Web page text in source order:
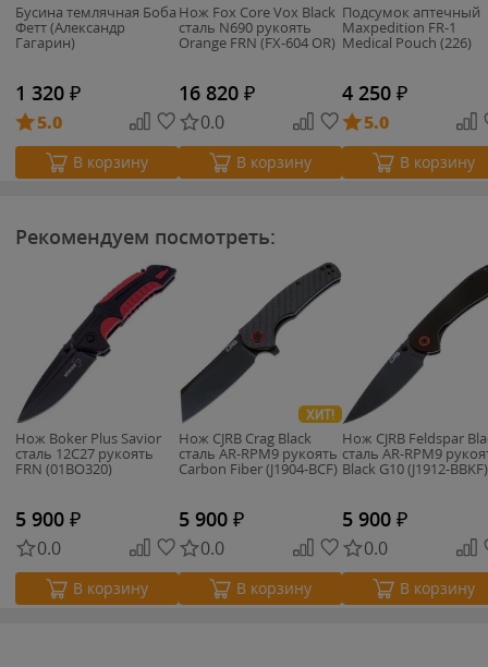
Бусина темлячная Боба
Фетт (Александр
Гагарин)
1 320 ₽
5.0
В корзину
Нож Fox Core Vox Black
сталь N690 рукоять
Orange FRN (FX-604 OR)
16 820 ₽
0.0
В корзину
Подсумок аптечный
Maxpedition FR-1
Medical Pouch (226)
4 250 ₽
5.0
В корзину
Рекомендуем посмотреть:
Нож Boker Plus Savior
сталь 12С27 рукоять
FRN (01BO320)
5 900 ₽
0.0
В корзину
ХИТ!
Нож CJRB Crag Black
сталь AR-RPM9 рукоять
Carbon Fiber (J1904-BCF)
5 900 ₽
0.0
В корзину
Нож CJRB Feldspar
сталь AR-RPM9
Black G10 (J1912-BBKF)
5 900 ₽
0.0
В корзину